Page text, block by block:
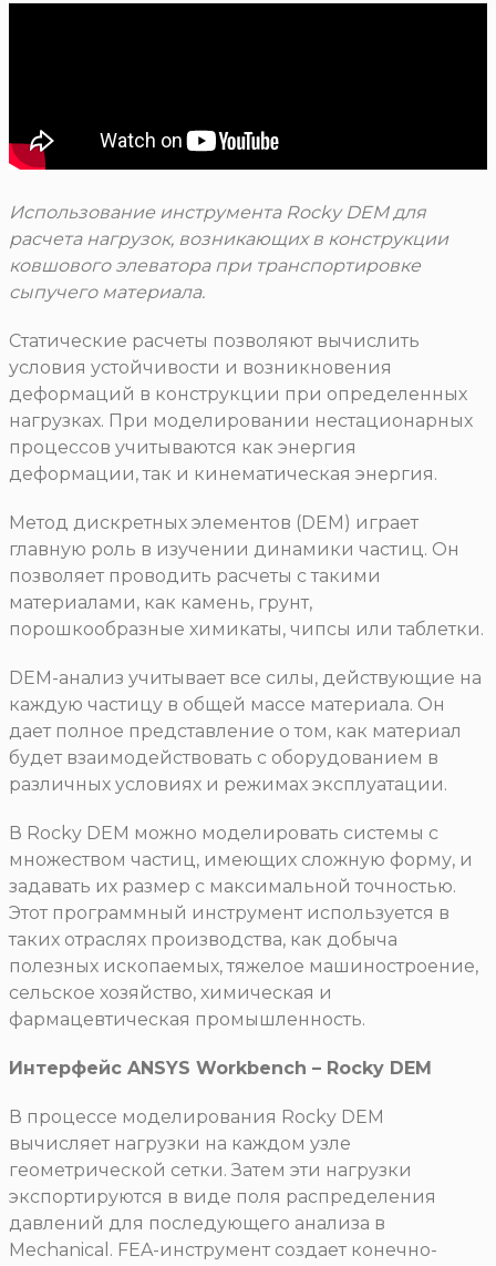
Использование инструмента Rocky DEM для
расчета нагрузок, возникающих в конструкции
ковшового элеватора при транспортировке
сыпучего материала.
Статические расчеты позволяют вычислить
условия устойчивости и возникновения
деформаций в конструкции при определенных
нагрузках. При моделировании нестационарных
процессов учитываются как энергия
деформации, так и кинематическая энергия.
Метод дискретных элементов (DEM) играет
главную роль в изучении динамики частиц. Он
позволяет проводить расчеты с такими
материалами, как камень, грунт,
порошкообразные химикаты, чипсы или таблетки.
DEM-анализ учитывает все силы, действующие на
каждую частицу в общей массе материала. Он
дает полное представление о том, как материал
будет взаимодействовать с оборудованием в
различных условиях и режимах эксплуатации.
В Rocky DEM можно моделировать системы с
множеством частиц, имеющих сложную форму, и
задавать их размер с максимальной точностью.
Этот программный инструмент используется в
таких отраслях производства, как добыча
полезных ископаемых, тяжелое машиностроение,
сельское хозяйство, химическая и
фармацевтическая промышленность.
Интерфейс ANSYS Workbench – Rocky DEM
В процессе моделирования Rocky DEM
вычисляет нагрузки на каждом узле
геометрической сетки. Затем эти нагрузки
экспортируются в виде поля распределения
давлений для последующего анализа в
Mechanical. FEA-инструмент создает конечно-